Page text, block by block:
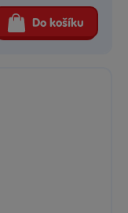
Do košíku